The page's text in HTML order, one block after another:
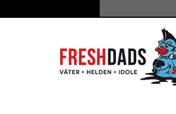
Suchformular